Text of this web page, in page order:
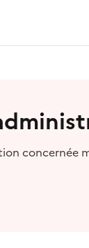
concernée